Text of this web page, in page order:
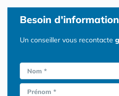
Besoin
Un conseiller vous recontacte
Nom *
Prénom *